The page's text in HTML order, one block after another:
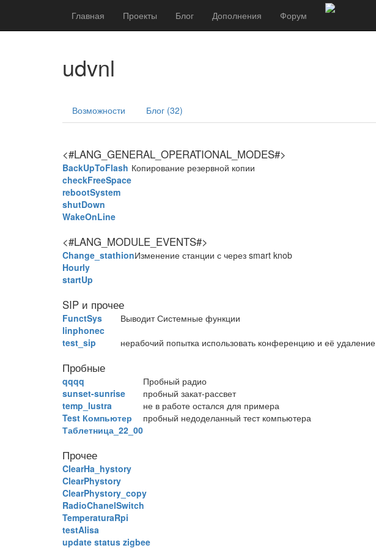
Главная Проекты Блог Дополнения Форум
udvnl
Возможности Блог (32)
<#LANG_GENERAL_OPERATIONAL_MODES#>
BackUpToFlash Копирование резервной копии
checkFreeSpace
rebootSystem
shutDown
WakeOnLine
<#LANG_MODULE_EVENTS#>
Change_stathionИзменение станции с через smart knob
Hourly
startUp
SIP и прочее
FunctSys
Выводит Системные функции
linphonec
test_sip
нерабочий попытка использовать конференцию и её удаление
Пробные
qqqq
Пробный радио
sunset-sunrise
пробный закат-рассвет
temp_lustra
не в работе остался для примера
Test Компьютер
пробный недоделанный тест компьютера
Таблетница_22_00
Прочее
ClearHa_hystory
ClearPhystory
ClearPhystory_copy
RadioChanelSwitch
TemperaturaRpi
testAlisa
update status zigbee